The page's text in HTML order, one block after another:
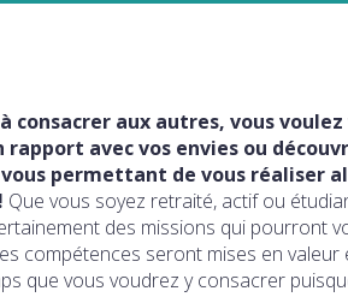
consacrer aux autres, vous
rapport avec vos envies ou
permettant de vous réaliser
Que vous soyez retraité, actif ou
des missions qui pourront
compétences seront mises en valeur
que vous voudrez y consacrer